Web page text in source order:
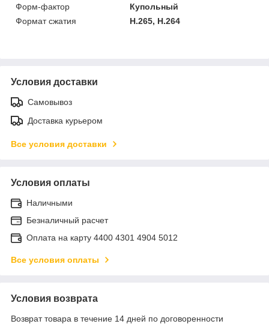
Форм-фактор
Купольный
Формат сжатия
H.265, H.264
Условия доставки
Самовывоз
Доставка курьером
Все условия доставки
Условия оплаты
Наличными
Безналичный расчет
Оплата на карту 4400 4301 4904 5012
Все условия оплаты
Условия возврата
Возврат товара в течение 14 дней по договоренности